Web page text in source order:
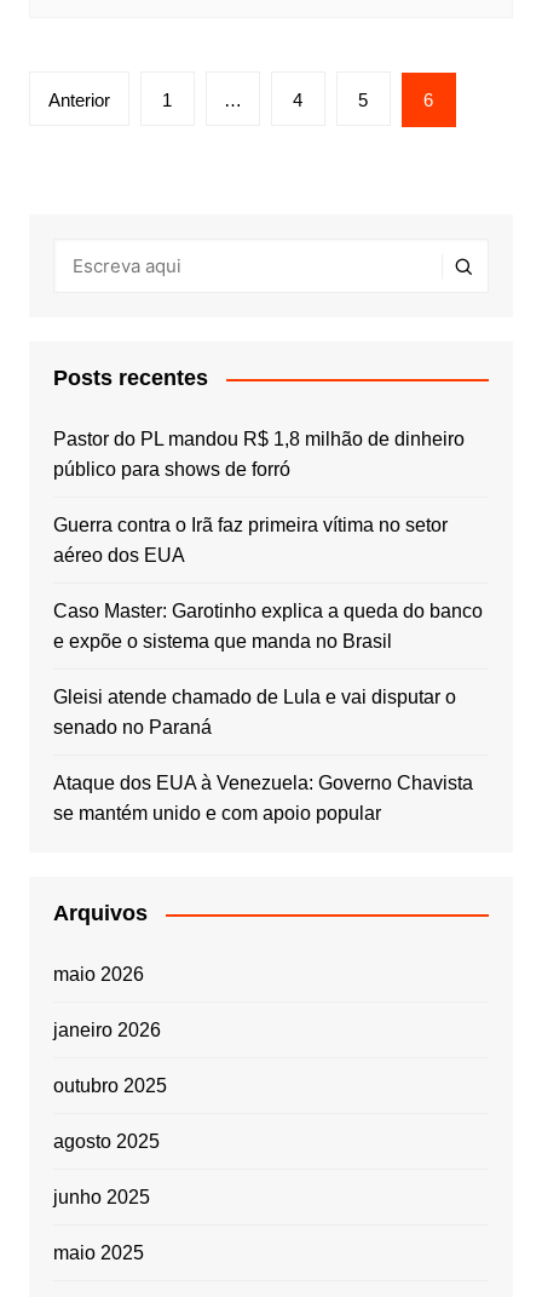
Paginação
Anterior 1 … 4 5 6
Posts recentes
Pastor do PL mandou R$ 1,8 milhão de dinheiro
público para shows de forró
Guerra contra o Irã faz primeira vítima no setor
aéreo dos EUA
Caso Master: Garotinho explica a queda do banco
e expõe o sistema que manda no Brasil
Gleisi atende chamado de Lula e vai disputar o
senado no Paraná
Ataque dos EUA à Venezuela: Governo Chavista
se mantém unido e com apoio popular
Arquivos
maio 2026
janeiro 2026
outubro 2025
agosto 2025
junho 2025
maio 2025